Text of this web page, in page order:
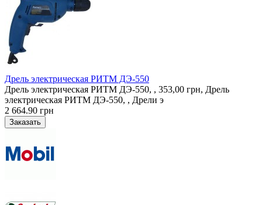
Дрель электрическая РИТМ ДЭ-550
Дрель электрическая РИТМ ДЭ-550, , 353,00 грн, Дрель
электрическая РИТМ ДЭ-550, , Дрели э
2 664.90 грн